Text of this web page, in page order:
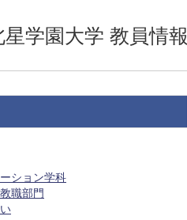
星学園大学 教員情報
ション学科
職部門